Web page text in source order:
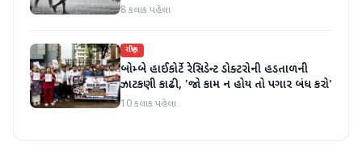
8 કલાક પહેલા
રાષ્ટ્રીય
બોમ્બે હાઈકોર્ટે રેસિડેન્ટ ડોક્ટરોની હડતાળની
ઝાટકણી કાઢી, 'જો કામ ન હોય તો પગાર બંધ કરો'
10 કલાક પહેલા